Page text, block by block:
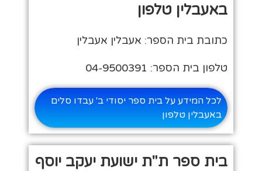
באעבלין טלפון
כתובת בית הספר: אעבלין אעבלין
טלפון בית הספר: 04-9500391
לכל המידע על בית ספר יסודי ב' עבדו סלים
באעבלין טלפון
בית ספר ת"ת ישועת יעקב יוסף